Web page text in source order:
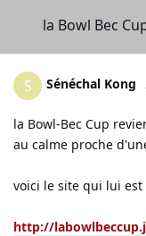
la Bowl Bec
S Sénéchal Kong
la Bowl-Bec Cup
au calme proche
voici le site qui lui est
http://